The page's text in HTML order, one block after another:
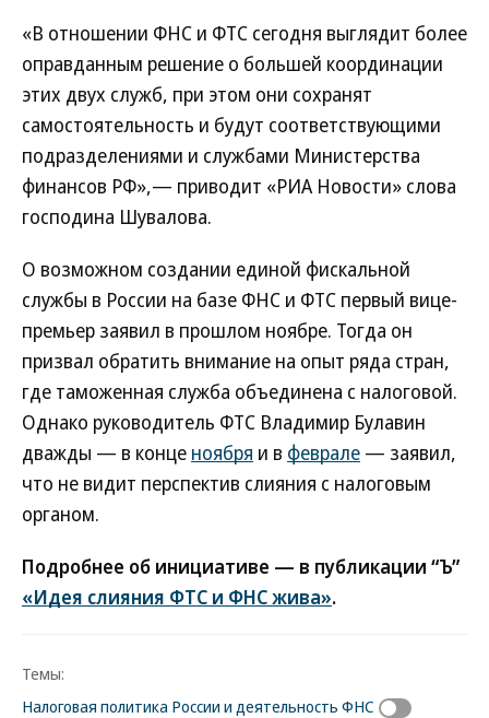
«В отношении ФНС и ФТС сегодня выглядит более
оправданным решение о большей координации
этих двух служб, при этом они сохранят
самостоятельность и будут соответствующими
подразделениями и службами Министерства
финансов РФ»,— приводит «РИА Новости» слова
господина Шувалова.
О возможном создании единой фискальной
службы в России на базе ФНС и ФТС первый вице-
премьер заявил в прошлом ноябре. Тогда он
призвал обратить внимание на опыт ряда стран,
где таможенная служба объединена с налоговой.
Однако руководитель ФТС Владимир Булавин
дважды — в конце ноября и в феврале — заявил,
что не видит перспектив слияния с налоговым
органом.
Подробнее об инициативе — в публикации “Ъ”
«Идея слияния ФТС и ФНС жива».
Темы:
Налоговая политика России и деятельность ФНС